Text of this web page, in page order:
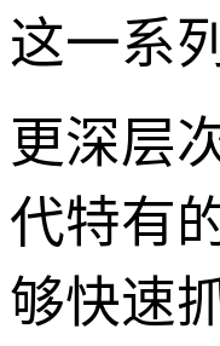
这一系
更深层
代特有
够快速